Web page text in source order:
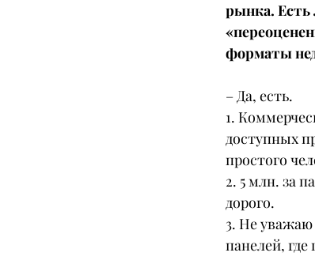
рынка. Есть
форматы
– Да, есть.
1.
доступных
простого
2. 5 млн. за
дорого.
3. Не
панелей, где